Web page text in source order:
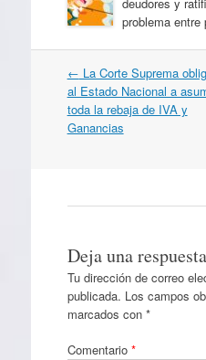
problema entre
Navegación
por
artículos
← La Corte Suprema
al Estado Nacional a
toda la rebaja de IVA y
Ganancias
Deja una respuesta
Tu dirección de correo
publicada. Los campos
marcados con *
Comentario *